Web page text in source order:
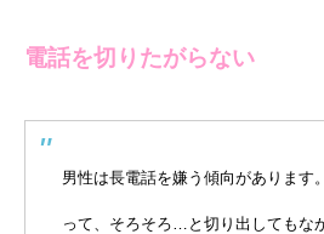
電話を切りたがらない
男性は長電話を嫌う傾向があります
って、そろそろ…と切り出してもな